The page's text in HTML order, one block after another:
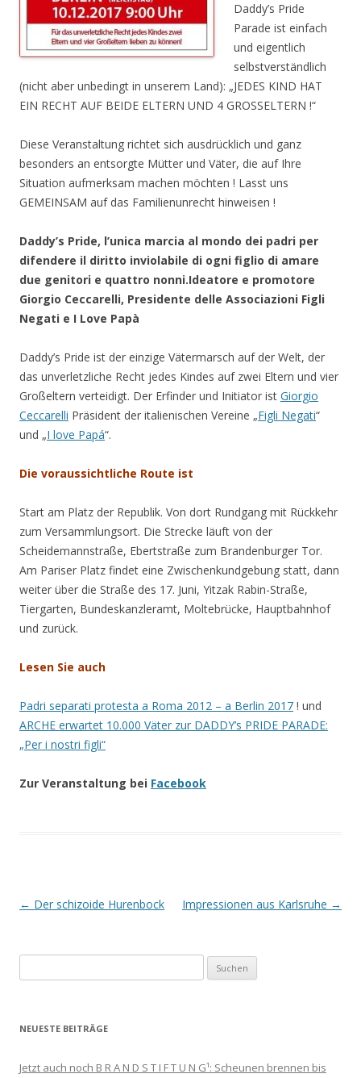
Daddy’s Pride
Parade ist einfach
und eigentlich
selbstverständlich
(nicht aber unbedingt in unserem Land): „JEDES KIND HAT
EIN RECHT AUF BEIDE ELTERN UND 4 GROSSELTERN !“
Diese Veranstaltung richtet sich ausdrücklich und ganz
besonders an entsorgte Mütter und Väter, die auf Ihre
Situation aufmerksam machen möchten ! Lasst uns
GEMEINSAM auf das Familienunrecht hinweisen !
Daddy’s Pride, l’unica marcia al mondo dei padri per
difendere il diritto inviolabile di ogni figlio di amare
due genitori e quattro nonni.Ideatore e promotore
Giorgio Ceccarelli, Presidente delle Associazioni Figli
Negati e I Love Papà
Daddy’s Pride ist der einzige Vätermarsch auf der Welt, der
das unverletzliche Recht jedes Kindes auf zwei Eltern und vier
Großeltern verteidigt. Der Erfinder und Initiator ist Giorgio
Ceccarelli Präsident der italienischen Vereine „Figli Negati“
und „I love Papá“.
Die voraussichtliche Route ist
Start am Platz der Republik. Von dort Rundgang mit Rückkehr
zum Versammlungsort. Die Strecke läuft von der
Scheidemannstraße, Ebertstraße zum Brandenburger Tor.
Am Pariser Platz findet eine Zwischenkundgebung statt, dann
weiter über die Straße des 17. Juni, Yitzak Rabin-Straße,
Tiergarten, Bundeskanzleramt, Moltebrücke, Hauptbahnhof
und zurück.
Lesen Sie auch
Padri separati protesta a Roma 2012 – a Berlin 2017 ! und
ARCHE erwartet 10.000 Väter zur DADDY’s PRIDE PARADE:
„Per i nostri figli“
Zur Veranstaltung bei Facebook
Beitrags-
← Der schizoide Hurenbock Impressionen aus Karlsruhe →
nach:
NEUESTE BEITRÄGE
Jetzt auch noch B R A N D S T I F T U N G¹: Scheunen brennen bis